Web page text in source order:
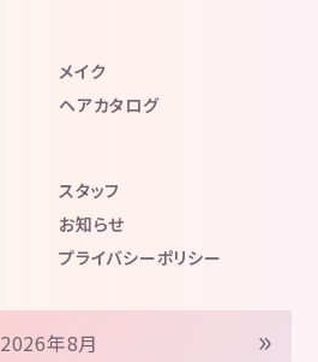
メイク
ヘアカタログ
スタッフ
お知らせ
プライバシーポリシー
2026年8月 »